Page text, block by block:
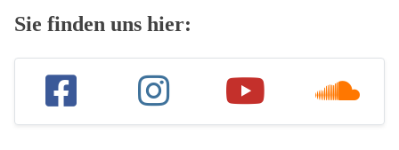
Sie finden uns hier: